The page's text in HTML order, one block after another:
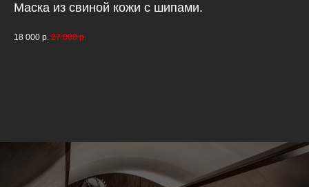
Маска из свиной кожи с шипами.
18 000 р. 27 000 р.